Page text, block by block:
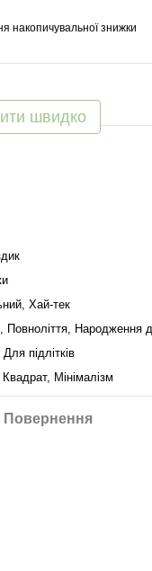
накопичувальної знижки
швидко
Хай-тек
Повноліття, Народження
підлітків
Квадрат, Мінімалізм
Повернення